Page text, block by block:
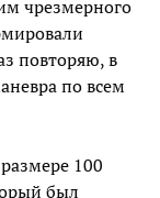
чрезмерного
повторяю, в
по всем
100
был